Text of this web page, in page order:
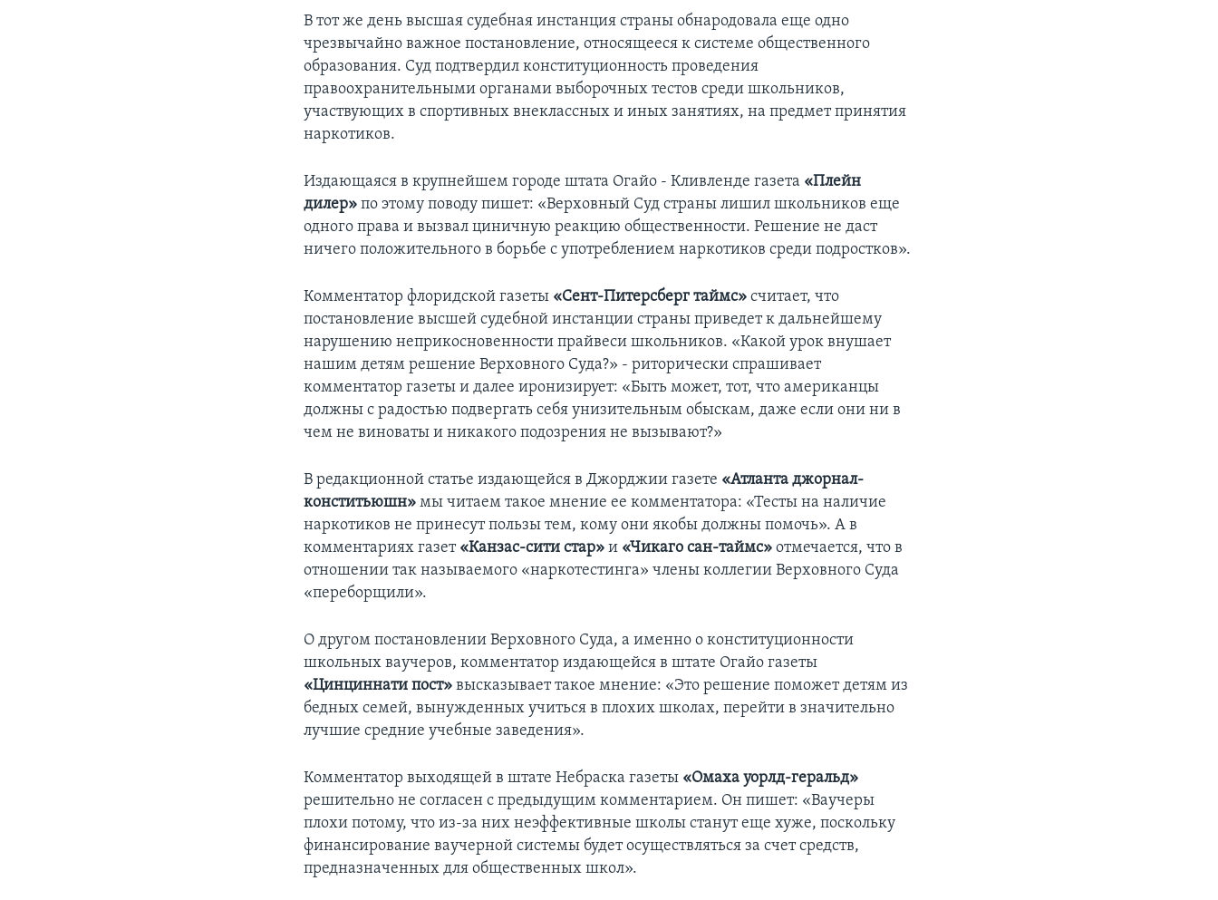
В тот же день высшая судебная инстанция страны обнародовала еще одно
чрезвычайно важное постановление, относящееся к системе общественного
образования. Суд подтвердил конституционность проведения
правоохранительными органами выборочных тестов среди школьников,
участвующих в спортивных внеклассных и иных занятиях, на предмет принятия
наркотиков.
Издающаяся в крупнейшем городе штата Огайо - Кливленде газета «Плейн
дилер» по этому поводу пишет: «Верховный Суд страны лишил школьников еще
одного права и вызвал циничную реакцию общественности. Решение не даст
ничего положительного в борьбе с употреблением наркотиков среди подростков».
Комментатор флоридской газеты «Сент-Питерсберг таймс» считает, что
постановление высшей судебной инстанции страны приведет к дальнейшему
нарушению неприкосновенности прайвеси школьников. «Какой урок внушает
нашим детям решение Верховного Суда?» - риторически спрашивает
комментатор газеты и далее иронизирует: «Быть может, тот, что американцы
должны с радостью подвергать себя унизительным обыскам, даже если они ни в
чем не виноваты и никакого подозрения не вызывают?»
В редакционной статье издающейся в Джорджии газете «Атланта джорнал-
конститьюшн» мы читаем такое мнение ее комментатора: «Тесты на наличие
наркотиков не принесут пользы тем, кому они якобы должны помочь». А в
комментариях газет «Канзас-сити стар» и «Чикаго cан-таймс» отмечается, что в
отношении так называемого «наркотестинга» члены коллегии Верховного Суда
«переборщили».
О другом постановлении Верховного Суда, а именно о конституционности
школьных ваучеров, комментатор издающейся в штате Огайо газеты
«Цинциннати пост» высказывает такое мнение: «Это решение поможет детям из
бедных семей, вынужденных учиться в плохих школах, перейти в значительно
лучшие средние учебные заведения».
Комментатор выходящей в штате Небраска газеты «Омаха уорлд-геральд»
решительно не согласен с предыдущим комментарием. Он пишет: «Ваучеры
плохи потому, что из-за них неэффективные школы станут еще хуже, поскольку
финансирование ваучерной системы будет осуществляться за счет средств,
предназначенных для общественных школ».